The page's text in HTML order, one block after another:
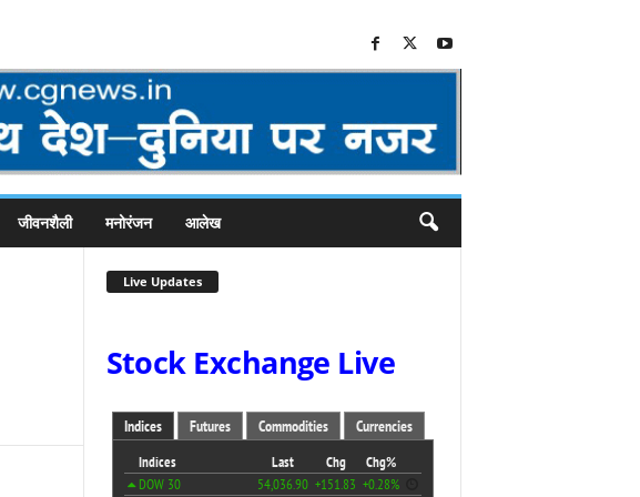
जीवनशैली मनोरंजन आलेख
Live Updates
Stock Exchange Live